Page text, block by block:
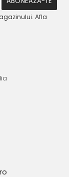
Afla